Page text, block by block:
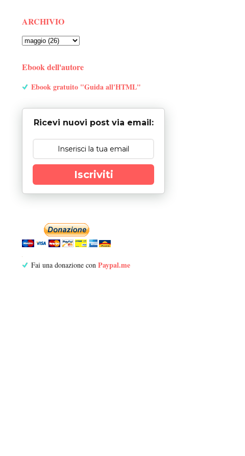
ARCHIVIO
Ebook dell'autore
Ebook gratuito "Guida all'HTML"
Ricevi nuovi post via email:
Iscriviti
Fai una donazione con Paypal.me